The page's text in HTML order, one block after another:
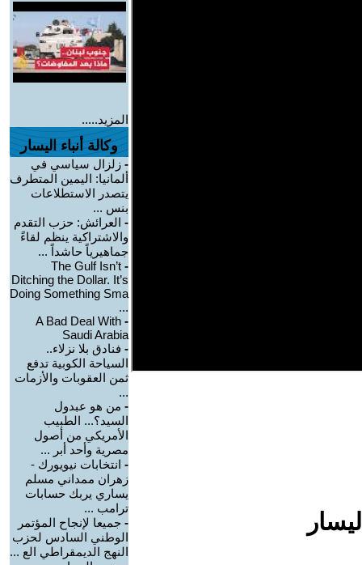
المزيد.....
وكالة أنباء اليسار
- زلزال سياسي في
ألمانيا: اليمين المتطرف
يتصدر الاستطلاعات
بنس ...
- العرائش: حزب التقدم
والاشتراكية ينظم لقاءً
جماهيرياً حاشداً ...
-
The Gulf Isn’t
Ditching the Dollar. It’s
Doing Something Sma
...
-
A Bad Deal With
Saudi Arabia
- فنادق بلا نزلاء..
السياحة الكوبية تدفع
ثمن العقوبات والأزمات
...
- من هو عبدول
السيد؟... الطبيب
الأمريكي من أصول
مصرية وأحد أبر ...
- انتخابات نيويورك -
زهران ممداني مسلم
يساري يربك حسابات
ترامب ...
- جميعا لإنجاح المؤتمر
الوطني السادس لحزب
النهج الديمقراطي الع ...